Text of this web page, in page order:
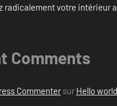
radicalement votre intérieur
Comments
Commentersur Hello